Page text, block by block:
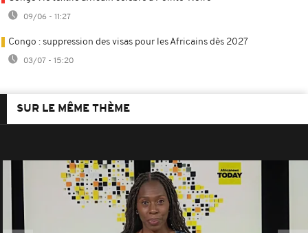
09/06 - 11:27
Congo : suppression des visas pour les Africains dès 2027
03/07 - 15:20
SUR LE MÊME THÈME